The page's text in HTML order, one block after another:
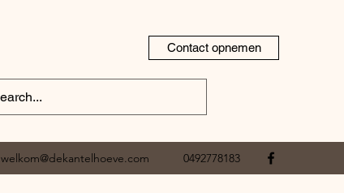
Contact opnemen
welkom@dekantelhoeve.com 0492778183